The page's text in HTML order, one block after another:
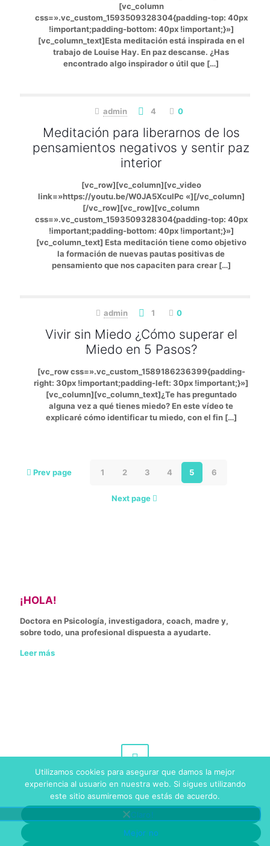
[vc_column
css=».vc_custom_1593509328304{padding-top: 40px
!important;padding-bottom: 40px !important;}»]
[vc_column_text]Esta meditación está inspirada en el
trabajo de Louise Hay. En paz descanse. ¿Has
encontrado algo inspirador o útil que […]
admin 4 0
Meditación para liberarnos de los
pensamientos negativos y sentir paz
interior
[vc_row][vc_column][vc_video
link=»https://youtu.be/W0JA5XculPc «][/vc_column]
[/vc_row][vc_row][vc_column
css=».vc_custom_1593509328304{padding-top: 40px
!important;padding-bottom: 40px !important;}»]
[vc_column_text] Esta meditación tiene como objetivo
la formación de nuevas pautas positivas de
pensamiento que nos capaciten para crear[…]
admin 1 0
Vivir sin Miedo ¿Cómo superar el
Miedo en 5 Pasos?
[vc_row css=».vc_custom_1589186236399{padding-
right: 30px !important;padding-left: 30px !important;}»]
[vc_column][vc_column_text]¿Te has preguntado
alguna vez a qué tienes miedo? En este vídeo te
explicaré cómo identificar tu miedo, con el fin[…]
Prev page 1 2 3 4 5 6
Next page
¡HOLA!
Doctora en Psicología, investigadora, coach, madre y,
sobre todo, una profesional dispuesta a ayudarte.
Leer más
© 2020 Nuria Benedito. All Rights Reserved. Hecho con
❤ por Behind.
Política de Cookies
Utilizamos cookies para asegurar que damos la mejor
experiencia al usuario en nuestra web. Si sigues utilizando
este sitio asumiremos que estás de acuerdo.
¡Claro!
Mejor no